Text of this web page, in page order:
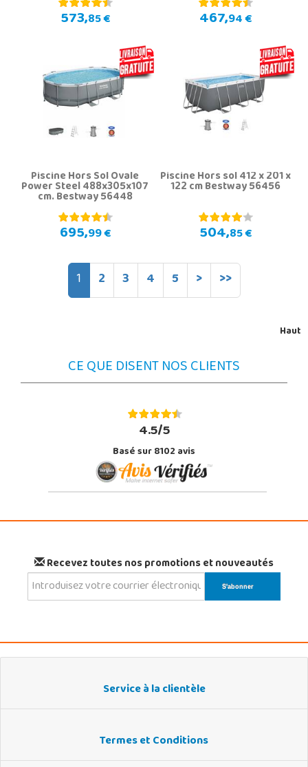
573,85 € 467,94 €
Piscine Hors Sol Ovale
Power Steel 488x305x107
cm. Bestway 56448
695,99 €
Piscine Hors sol 412 x 201 x
122 cm Bestway 56456
504,85 €
1 2 3 4 5 > >>
Haut
CE QUE DISENT NOS CLIENTS
4.5/5
Basé sur 8102 avis
Recevez toutes nos promotions et nouveautés
Service à la clientèle
Termes et Conditions